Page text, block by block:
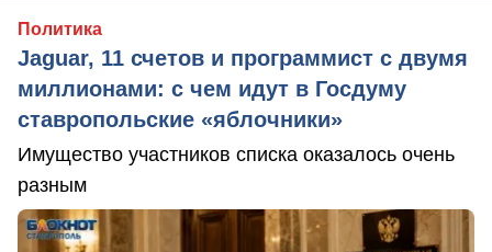
Политика
Jaguar, 11 счетов и программист с двумя
миллионами: с чем идут в Госдуму
ставропольские «яблочники»
Имущество участников списка оказалось очень
разным